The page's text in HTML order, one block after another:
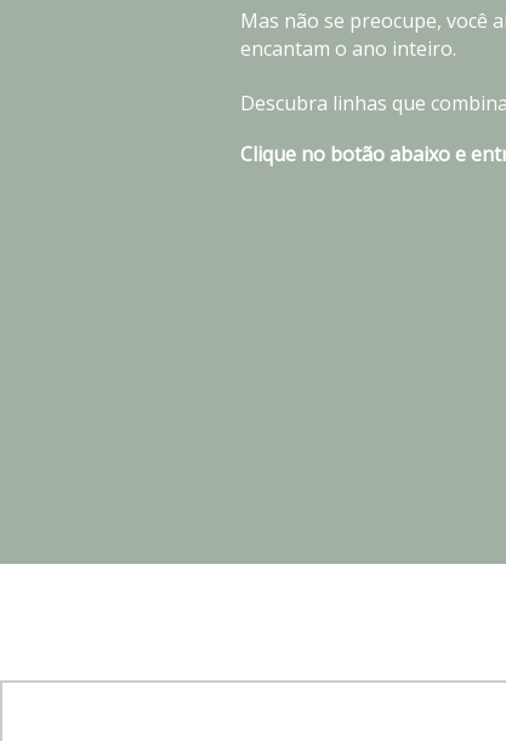
Mas não se preocupe, você
encantam o ano inteiro.
Descubra linhas que
Clique no botão abaixo e